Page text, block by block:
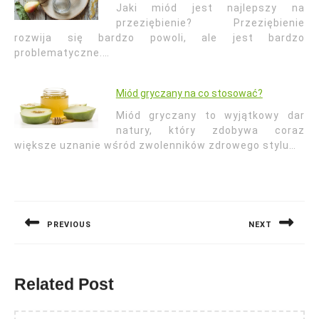
Jaki miód jest najlepszy na
przeziębienie? Przeziębienie
rozwija się bardzo powoli, ale jest bardzo
problematyczne.…
Miód gryczany na co stosować?
Miód gryczany to wyjątkowy dar
natury, który zdobywa coraz
większe uznanie wśród zwolenników zdrowego stylu…
PREVIOUS NEXT
Related Post